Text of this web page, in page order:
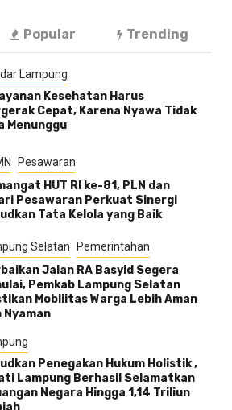
Popular Trending
Lampung
Kesehatan Harus
Cepat, Karena Nyawa Tidak
Menunggu
Pesawaran
HUT RI ke-81, PLN dan
Pesawaran Perkuat Sinergi
Tata Kelola yang Baik
Selatan Pemerintahan
Jalan RA Basyid Segera
Pemkab Lampung Selatan
Mobilitas Warga Lebih Aman
Nyaman
Penegakan Hukum Holistik ,
Lampung Berhasil Selamatkan
Negara Hingga 1,14 Triliun